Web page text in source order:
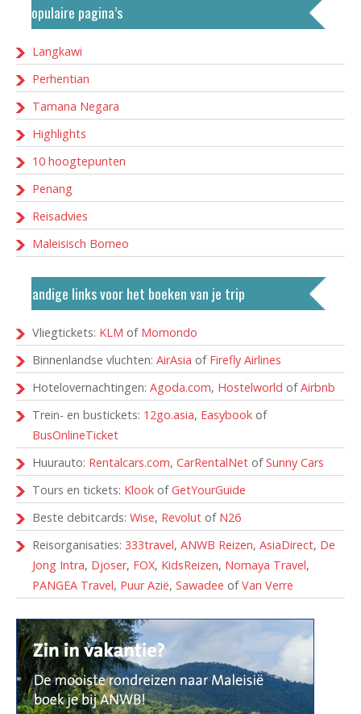
Populaire pagina’s
Langkawi
Perhentian
Tamana Negara
Highlights
10 hoogtepunten
Penang
Reisadvies
Maleisisch Borneo
Handige links voor het boeken van je trip
Vliegtickets: KLM of Momondo
Binnenlandse vluchten: AirAsia of Firefly Airlines
Hotelovernachtingen: Agoda.com, Hostelworld ofAirbnb
Trein- en bustickets: 12go.asia, Easybook of
BusOnlineTicket
Huurauto: Rentalcars.com, CarRentalNet ofSunny Cars
Tours en tickets: Klook ofGetYourGuide
Beste debitcards: Wise, Revolut of N26
Reisorganisaties: 333travel, ANWB Reizen, AsiaDirect, De
Jong Intra, Djoser, FOX, KidsReizen, Nomaya Travel,
PANGEA Travel, Puur Azië, Sawadee ofVan Verre